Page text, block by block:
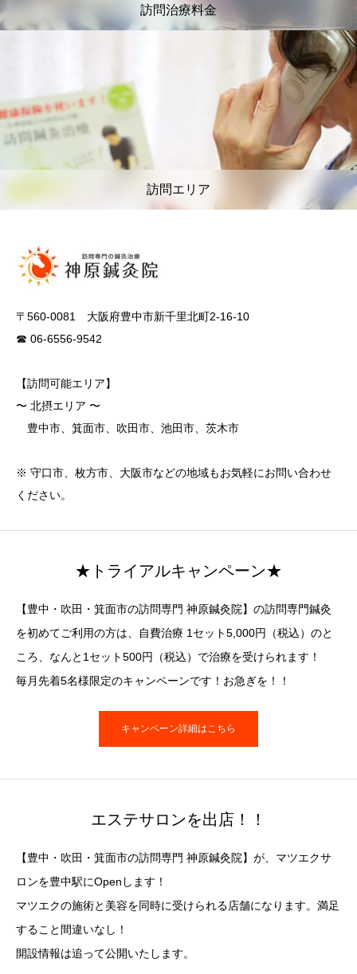
訪問治療料金
訪問エリア
〒560-0081 大阪府豊中市新千里北町2-16-10
☎ 06-6556-9542
【訪問可能エリア】
〜 北摂エリア 〜
豊中市、箕面市、吹田市、池田市、茨木市
※ 守口市、枚方市、大阪市などの地域もお気軽にお問い合わせ
ください。
★トライアルキャンペーン★
【豊中・吹田・箕面市の訪問専門 神原鍼灸院】の訪問専門鍼灸
を初めてご利用の方は、自費治療 1セット5,000円（税込）のと
ころ、なんと1セット500円（税込）で治療を受けられます！
毎月先着5名様限定のキャンペーンです！お急ぎを！！
キャンペーン詳細はこちら
エステサロンを出店！！
【豊中・吹田・箕面市の訪問専門 神原鍼灸院】が、マツエクサ
ロンを豊中駅にOpenします！
マツエクの施術と美容を同時に受けられる店舗になります。満足
すること間違いなし！
開設情報は追って公開いたします。